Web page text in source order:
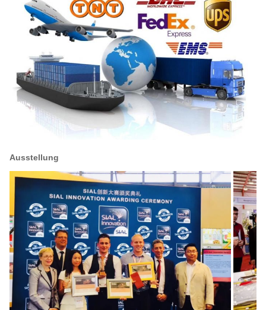
Ausstellung